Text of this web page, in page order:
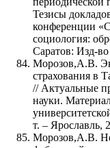
Тезисы
конференции
социология:
Саратов: Изд-
Морозов,А.В.
страхования в
// Актуальные
науки.
т. – Ярославль,
Морозов,А.В.